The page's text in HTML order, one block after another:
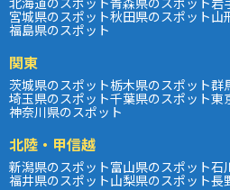
宮城県のスポット秋田県のスポット山
福島県のスポット
関東
茨城県のスポット栃木県のスポット群
埼玉県のスポット千葉県のスポット東
神奈川県のスポット
北陸・甲信越
新潟県のスポット富山県のスポット石
福井県のスポット山梨県のスポット長